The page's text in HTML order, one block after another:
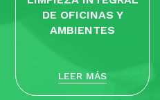
DE OFICINAS Y
AMBIENTES
LEER MÁS